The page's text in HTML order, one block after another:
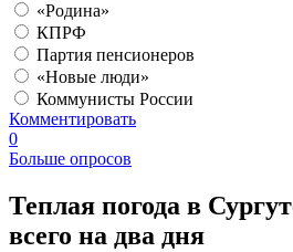
«Родина»
КПРФ
Партия пенсионеров
«Новые люди»
Коммунисты России
Комментировать
0
Больше опросов
​Теплая погода в
всего на два дня